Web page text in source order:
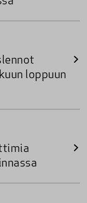
loppuun